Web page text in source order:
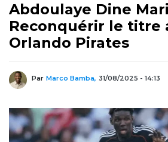
Abdoulaye Dine
Reconquérir le titre
Orlando Pirates
Par Marco Bamba, 31/08/2025 - 14:13